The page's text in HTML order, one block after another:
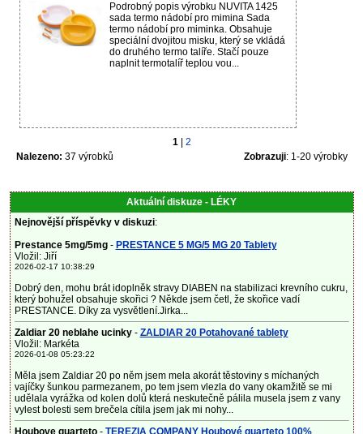
Podrobný popis výrobku NUVITA 1425
sada termo nádobí pro mimina Sada
termo nádobí pro miminka. Obsahuje
speciální dvojitou misku, který se vkládá
do druhého termo talíře. Stačí pouze
naplnit termotalíř teplou vou...
1
2
Nalezeno: 37 výrobků Zobrazuji: 1-20 výrobky
Aktuální diskuze - LÉKY
Nejnovější příspěvky v diskuzi:
Prestance 5mg/5mg- PRESTANCE 5 MG/5 MG 20 Tablety
Vložil: Jiří
2026-02-17 10:38:29
Dobrý den, mohu brát idoplněk stravy DIABEN na stabilizaci krevního cukru,
který bohužel obsahuje skořici ? Někde jsem četl, že skořice vadí
PRESTANCE. Díky za vysvětlení.Jirka...
Zaldiar 20 neblahe ucinky- ZALDIAR 20 Potahované tablety
Vložil: Markéta
2026-01-08 05:23:22
Měla jsem Zaldiar 20 po něm jsem mela akorát těstoviny s míchaných
vajíčky šunkou parmezanem, po tem jsem vlezla do vany okamžitě se mi
udělala vyrážka od kolen dolů která neskutečně pálila musela jsem z vany
vylest bolesti sem brečela cítila jsem jak mi nohy...
Houbove quarteto- TEREZIA COMPANY Houbové quarteto 100%